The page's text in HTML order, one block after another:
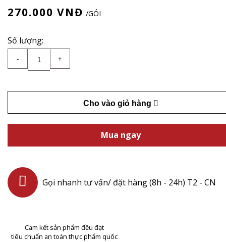
270.000 VNĐ /GÓI
Số lượng:
- +
Cho vào giỏ hàng
Mua ngay
Gọi nhanh tư vấn/ đặt hàng (8h - 24h) T2 - CN
Cam kết sản phẩm đều đạt
tiêu chuẩn an toàn thực phẩm quốc